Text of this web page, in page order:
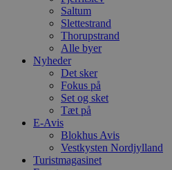
Saltum
Slettestrand
Thorupstrand
Alle byer
Nyheder
Det sker
Fokus på
Set og sket
Tæt på
E-Avis
Blokhus Avis
Vestkysten Nordjylland
Turistmagasinet